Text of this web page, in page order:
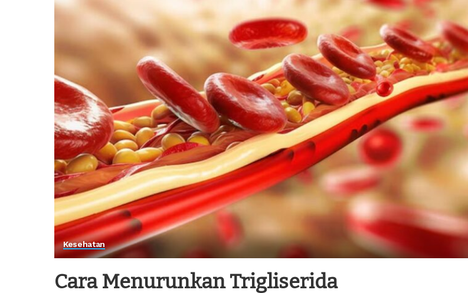
Kesehatan
Cara Menurunkan Trigliserida